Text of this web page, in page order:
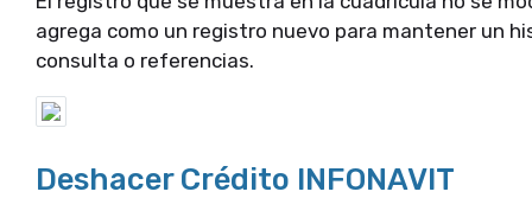
agrega como un registro nuevo para mantener un
consulta o referencias.
Deshacer Crédito INFONAVIT